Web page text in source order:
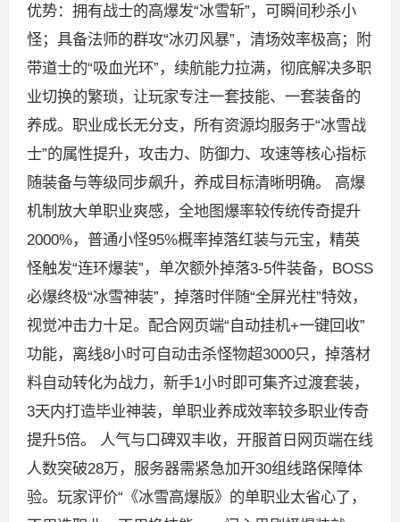
优势：拥有战士的高爆发“冰雪斩”，可瞬间秒杀小
怪；具备法师的群攻“冰刃风暴”，清场效率极高；附
带道士的“吸血光环”，续航能力拉满，彻底解决多职
业切换的繁琐，让玩家专注一套技能、一套装备的
养成。职业成长无分支，所有资源均服务于“冰雪战
士”的属性提升，攻击力、防御力、攻速等核心指标
随装备与等级同步飙升，养成目标清晰明确。 高爆
机制放大单职业爽感，全地图爆率较传统传奇提升
2000%，普通小怪95%概率掉落红装与元宝，精英
怪触发“连环爆装”，单次额外掉落3-5件装备，BOSS
必爆终极“冰雪神装”，掉落时伴随“全屏光柱”特效，
视觉冲击力十足。配合网页端“自动挂机+一键回收”
功能，离线8小时可自动击杀怪物超3000只，掉落材
料自动转化为战力，新手1小时即可集齐过渡套装，
3天内打造毕业神装，单职业养成效率较多职业传奇
提升5倍。 人气与口碑双丰收，开服首日网页端在线
人数突破28万，服务器需紧急加开30组线路保障体
验。玩家评价“《冰雪高爆版》的单职业太省心了，